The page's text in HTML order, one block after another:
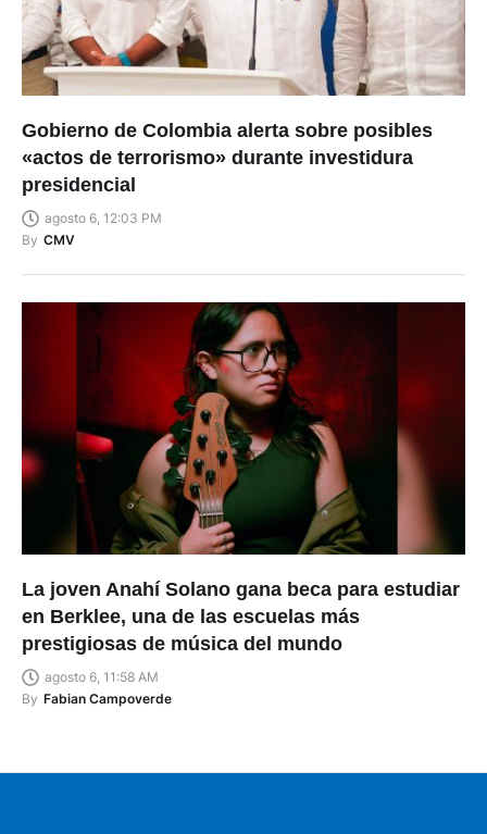
Gobierno de Colombia alerta sobre posibles
«actos de terrorismo» durante investidura
presidencial
agosto 6, 12:03 PM
By CMV
La joven Anahí Solano gana beca para estudiar
en Berklee, una de las escuelas más
prestigiosas de música del mundo
agosto 6, 11:58 AM
By Fabian Campoverde